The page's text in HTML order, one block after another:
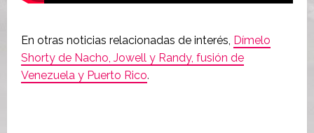
En otras noticias relacionadas de interés, Dímelo
Shorty de Nacho, Jowell y Randy, fusión de
Venezuela y Puerto Rico.